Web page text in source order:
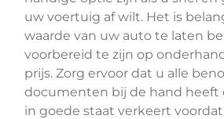
uw voertuig af wilt. Het is
waarde van uw auto te laten
voorbereid te zijn op
prijs. Zorg ervoor dat u alle
documenten bij de hand heeft
in goede staat verkeert